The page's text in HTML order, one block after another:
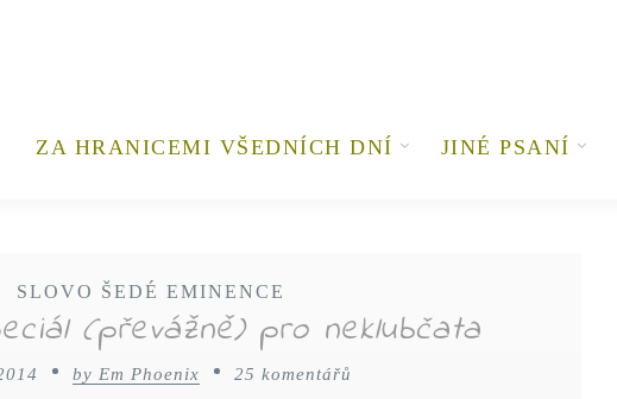
ZA HRANICEMI VŠEDNÍCH DNÍ JINÉ PSANÍ
SLOVO ŠEDÉ EMINENCE
(převážně) pro neklubčata
by Em Phoenix 25 komentářů